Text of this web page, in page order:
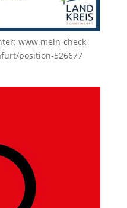
www.mein-check-
position-526677